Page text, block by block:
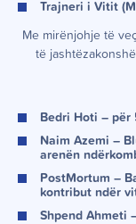
Trajneri i Vitit
Me mirënjohje të
të
Bedri Hoti – për
Naim Azemi –
arenën
PostMortum –
kontribut ndër
Shpend Ahmeti